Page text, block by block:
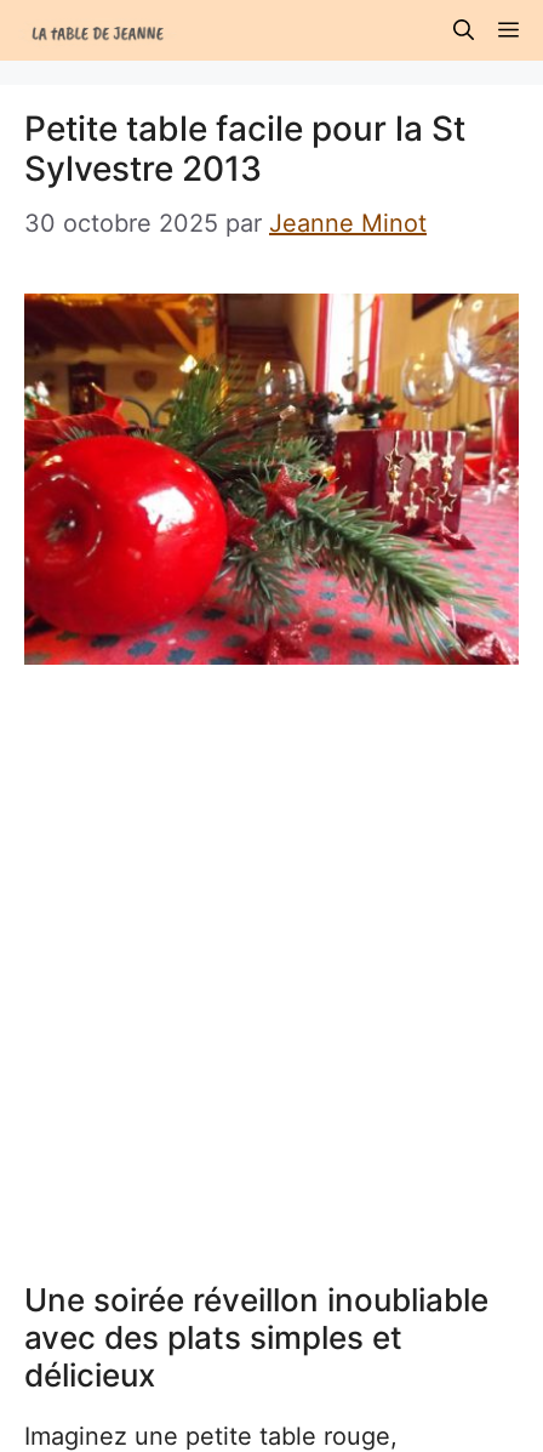
au
Petite table facile pour la St
Sylvestre 2013
30 octobre 2025 par Jeanne Minot
Une soirée réveillon inoubliable
avec des plats simples et
délicieux
Imaginez une petite table rouge,